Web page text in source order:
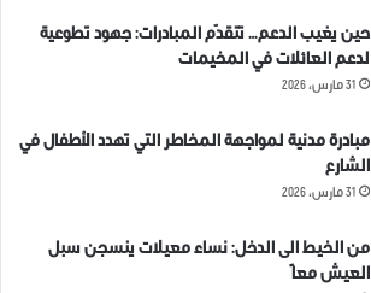
حين يغيب الدعم… تتقدّم المبادرات: جهود تطوعية
لدعم العائلات في المخيمات
31 مارس، 2026
مبادرة مدنية لمواجهة المخاطر التي تهدد الأطفال في
الشارع
31 مارس، 2026
من الخيط الى الدخل: نساء معيلات ينسجن سبل
العيش معاً